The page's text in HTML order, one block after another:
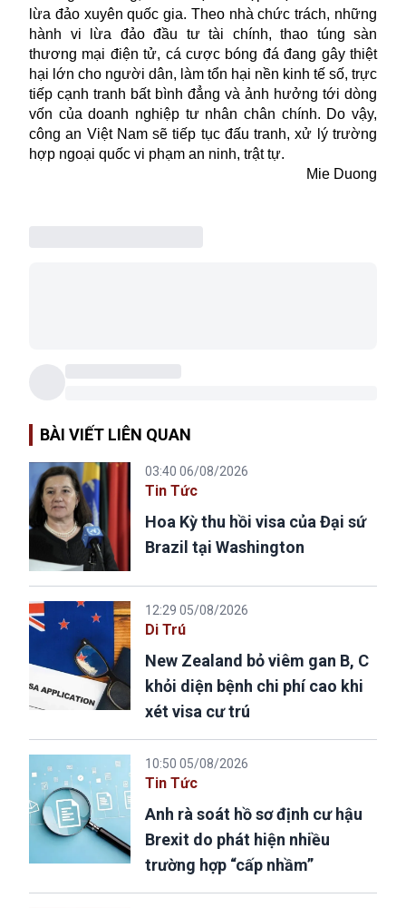
lừa đảo xuyên quốc gia. Theo nhà chức trách, những
hành vi lừa đảo đầu tư tài chính, thao túng sàn
thương mại điện tử, cá cược bóng đá đang gây thiệt
hại lớn cho người dân, làm tổn hại nền kinh tế số, trực
tiếp cạnh tranh bất bình đẳng và ảnh hưởng tới dòng
vốn của doanh nghiệp tư nhân chân chính. Do vậy,
công an Việt Nam sẽ tiếp tục đấu tranh, xử lý trường
hợp ngoại quốc vi phạm an ninh, trật tự.
Mie Duong
BÀI VIẾT LIÊN QUAN
03:40 06/08/2026
Tin Tức
Hoa Kỳ thu hồi visa của Đại sứ
Brazil tại Washington
12:29 05/08/2026
Di Trú
New Zealand bỏ viêm gan B, C
khỏi diện bệnh chi phí cao khi
xét visa cư trú
10:50 05/08/2026
Tin Tức
Anh rà soát hồ sơ định cư hậu
Brexit do phát hiện nhiều
trường hợp “cấp nhầm”